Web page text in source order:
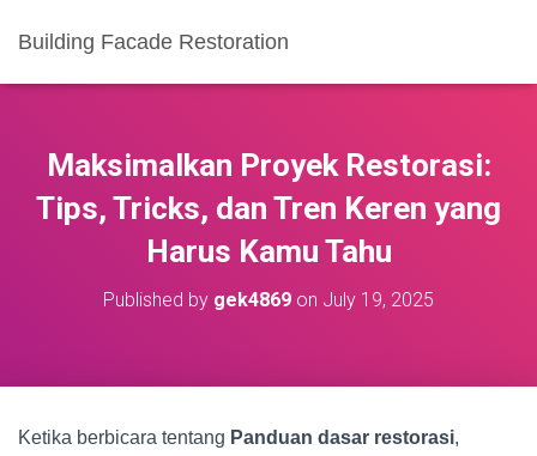
Building Facade Restoration
Maksimalkan Proyek Restorasi:
Tips, Tricks, dan Tren Keren yang
Harus Kamu Tahu
Published by gek4869 on July 19, 2025
Ketika berbicara tentang Panduan dasar restorasi,